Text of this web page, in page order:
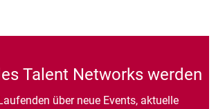
Talent Networks werden
über neue Events, aktuelle